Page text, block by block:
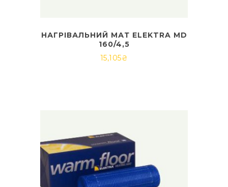
НАГРІВАЛЬНИЙ МАТ ELEKTRA MD
160/4,5
15,105₴